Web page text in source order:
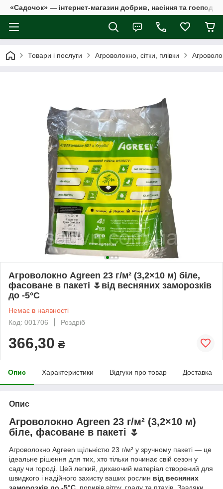
«Садочок» — інтернет-магазин добрив, насіння та
Товари і послуги Агроволокно, сітки, плівки
Агроволокно Agreen 23 г/м² (3,2×10 м) біле,
фасоване в пакеті 🌷від весняних заморозків
до -5°C
Немає в наявності
Код: 001706
Роздріб
366,30 ₴
Опис Характеристики Відгуки про товар Доставка
Опис
Агроволокно Agreen 23 г/м² (3,2×10 м)
біле, фасоване в пакеті 🌷
Агроволокно Agreen щільністю 23 г/м² у зручному пакеті — це
ідеальне рішення для тих, хто тільки починає свій сезон у
саду чи городі. Цей легкий, дихаючий матеріал створений для
швидкого і надійного захисту ваших рослин від весняних